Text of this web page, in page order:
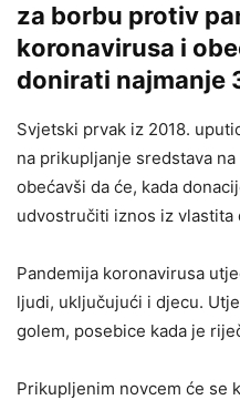
za borbu protiv
koronavirusa i
donirati najmanje
Svjetski prvak iz 2018.
na prikupljanje sredstava
obećavši da će, kada
udvostručiti iznos iz vlastita
Pandemija koronavirusa
ljudi, uključujući i djecu.
golem, posebice kada je
Prikupljenim novcem će se